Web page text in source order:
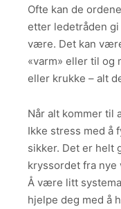
Ofte kan de
etter ledetråden gi
være. Det kan
«varm» eller til og
eller krukke – alt
Når alt kommer til
Ikke stress med å
sikker. Det er helt
kryssordet fra
Å være litt
hjelpe deg med å